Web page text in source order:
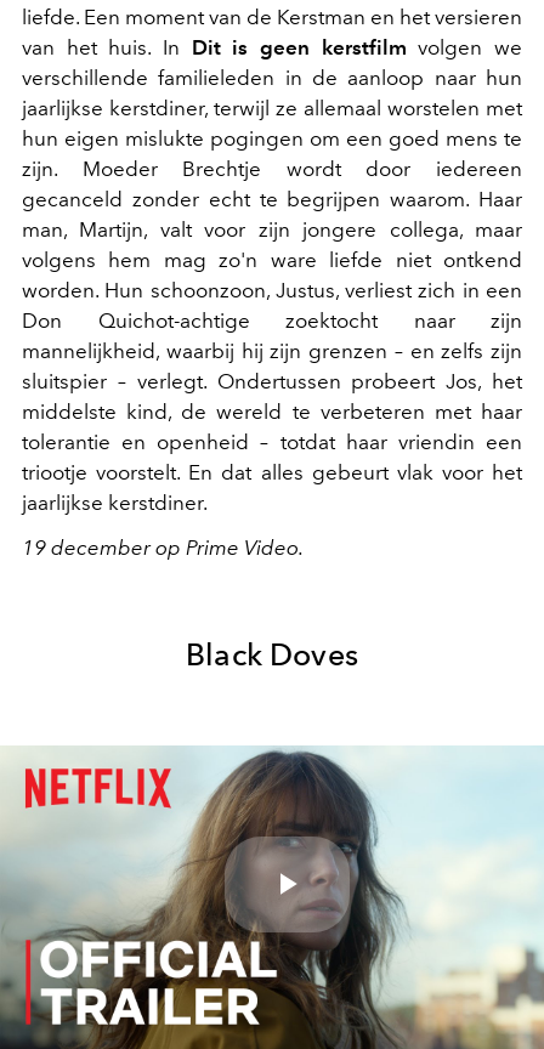
liefde. Een moment van de Kerstman en het versieren
van het huis. In Dit is geen kerstfilm volgen we
verschillende familieleden in de aanloop naar hun
jaarlijkse kerstdiner, terwijl ze allemaal worstelen met
hun eigen mislukte pogingen om een goed mens te
zijn. Moeder Brechtje wordt door iedereen
gecanceld zonder echt te begrijpen waarom. Haar
man, Martijn, valt voor zijn jongere collega, maar
volgens hem mag zo'n ware liefde niet ontkend
worden. Hun schoonzoon, Justus, verliest zich in een
Don Quichot-achtige zoektocht naar zijn
mannelijkheid, waarbij hij zijn grenzen – en zelfs zijn
sluitspier – verlegt. Ondertussen probeert Jos, het
middelste kind, de wereld te verbeteren met haar
tolerantie en openheid – totdat haar vriendin een
triootje voorstelt. En dat alles gebeurt vlak voor het
jaarlijkse kerstdiner.
19 december op Prime Video.
Black Doves
Play
Video